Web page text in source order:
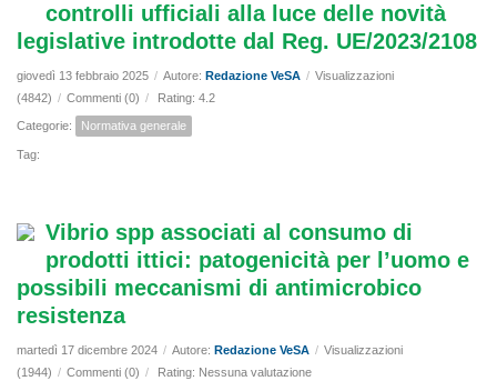
controlli ufficiali alla luce delle novità
legislative introdotte dal Reg. UE/2023/2108
giovedì 13 febbraio 2025 / Autore: Redazione VeSA / Visualizzazioni
(4842) / Commenti (0) / Rating: 4.2
Categorie: Normativa generale
Tag:
Vibrio spp associati al consumo di
prodotti ittici: patogenicità per l’uomo e
possibili meccanismi di antimicrobico
resistenza
martedì 17 dicembre 2024 / Autore: Redazione VeSA / Visualizzazioni
(1944) / Commenti (0) / Rating: Nessuna valutazione